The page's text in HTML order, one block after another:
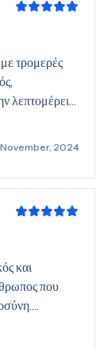
με τρομερές
λεπτομέρεια
2024
και
που